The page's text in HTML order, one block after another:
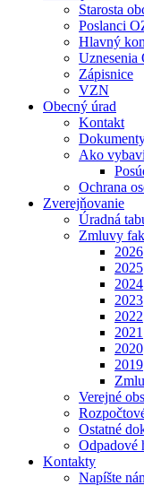
Starosta
Poslanci
Hlavný
Uznesenia
Zápisnice
VZN
Obecný úrad
Kontakt
Ako
Ochrana
Zverejňovanie
Úradná
Zmluvy
2026
2025
2024
2023
2022
2021
2020
2019
Verejné
Ostatné
Odpadové
Kontakty
Napíšte